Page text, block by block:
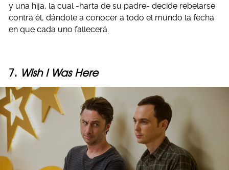
y una hija, la cual -harta de su padre- decide rebelarse
contra él, dándole a conocer a todo el mundo la fecha
en que cada uno fallecerá.
7. Wish I Was Here